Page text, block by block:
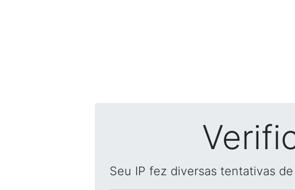
Seu IP fez diversas tentativas